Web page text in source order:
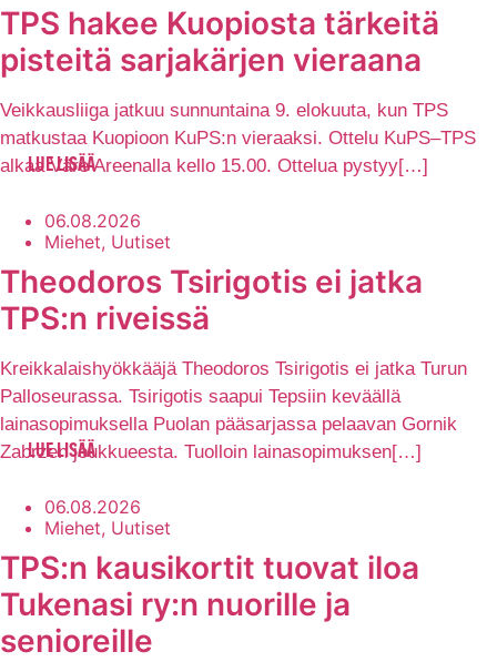
TPS hakee Kuopiosta tärkeitä
pisteitä sarjakärjen vieraana
Veikkausliiga jatkuu sunnuntaina 9. elokuuta, kun TPS
matkustaa Kuopioon KuPS:n vieraaksi. Ottelu KuPS–TPS
alkaa Väre Areenalla kello 15.00. Ottelua pystyy[…]
LUE LISÄÄ
06.08.2026
Miehet, Uutiset
Theodoros Tsirigotis ei jatka
TPS:n riveissä
Kreikkalaishyökkääjä Theodoros Tsirigotis ei jatka Turun
Palloseurassa. Tsirigotis saapui Tepsiin keväällä
lainasopimuksella Puolan pääsarjassa pelaavan Gornik
Zabrzen joukkueesta. Tuolloin lainasopimuksen[…]
LUE LISÄÄ
06.08.2026
Miehet, Uutiset
TPS:n kausikortit tuovat iloa
Tukenasi ry:n nuorille ja
senioreille